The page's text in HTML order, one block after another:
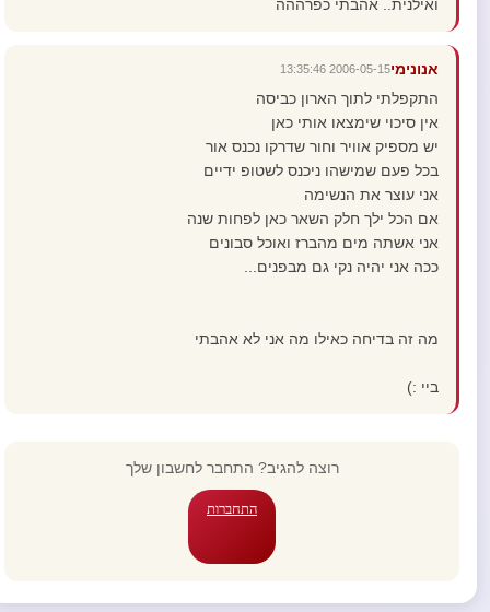
ואילנית.. אהבתי כפרההה
אנונימי2006-05-15 13:35:46
התקפלתי לתוך הארון כביסה
אין סיכוי שימצאו אותי כאן
יש מספיק אוויר וחור שדרקו נכנס אור
בכל פעם שמישהו ניכנס לשטופ ידיים
אני עוצר את הנשימה
אם הכל ילך חלק השאר כאן לפחות שנה
אני אשתה מים מהברז ואוכל סבונים
ככה אני יהיה נקי גם מבפנים...
מה זה בדיחה כאילו מה אני לא אהבתי
ביי :)
רוצה להגיב? התחבר לחשבון שלך
התחברות